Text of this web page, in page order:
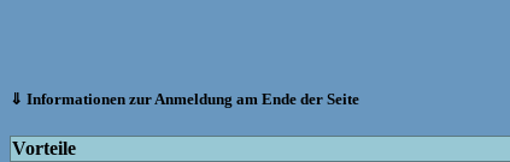
⇓ Informationen zur Anmeldung am Ende der Seite
Vorteile